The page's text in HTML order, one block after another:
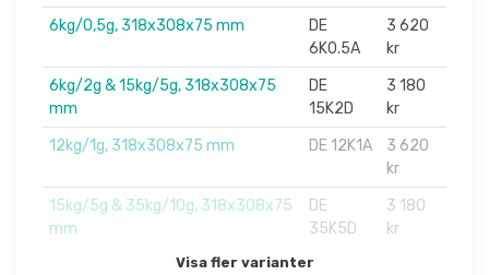
6kg/0,5g, 318x308x75 mm
DE
6K0.5A
3 620
kr
6kg/2g & 15kg/5g, 318x308x75
mm
DE
15K2D
3 180
kr
12kg/1g, 318x308x75 mm
DE 12K1A
3 620
kr
15kg/5g & 35kg/10g, 318x308x75
mm
DE
35K5D
3 180
kr
Visa fler varianter